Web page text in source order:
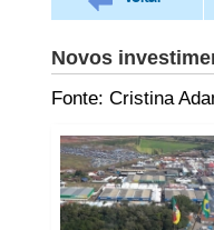
Novos
Fonte: Cristina